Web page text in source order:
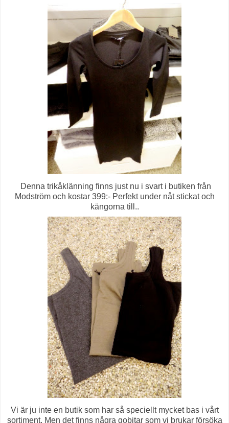
Denna trikåklänning finns just nu i svart i butiken från
Modström och kostar 399:- Perfekt under nåt stickat och
kängorna till..
Vi är ju inte en butik som har så speciellt mycket bas i vårt
sortiment. Men det finns några gobitar som vi brukar försöka